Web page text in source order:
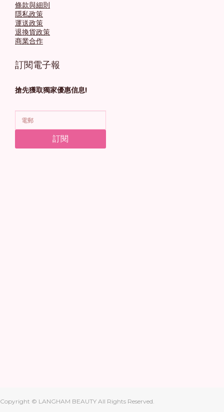
條款與細則
隱私政策
運送政策
退換貨政策
商業合作
訂閱電子報
搶先獲取獨家優惠信息!
訂閱
Copyright © LANGHAM BEAUTY All Rights Reserved.